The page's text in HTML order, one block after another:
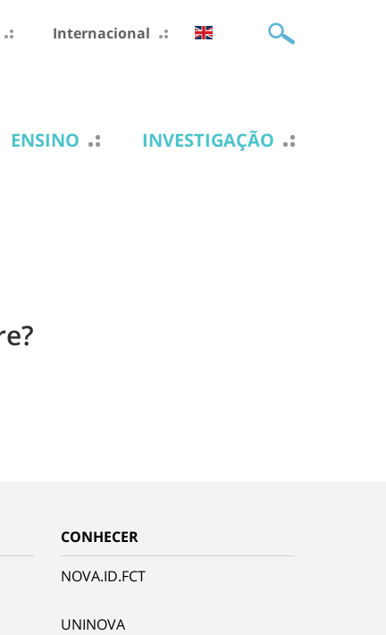
Internacional
ENSINO INVESTIGAÇÃO
CONHECER
NOVA.ID.FCT
UNINOVA